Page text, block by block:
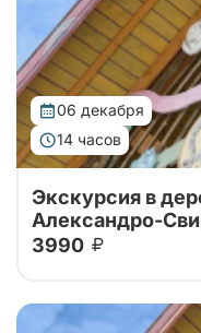
06 декабря
14 часов
Экскурсия в
Александро-
3990